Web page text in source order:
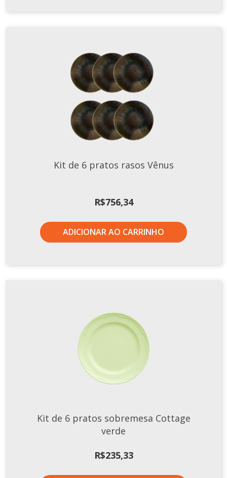
Kit de 6 pratos rasos Vênus
R$756,34
ADICIONAR AO CARRINHO
Kit de 6 pratos sobremesa Cottage
verde
R$235,33